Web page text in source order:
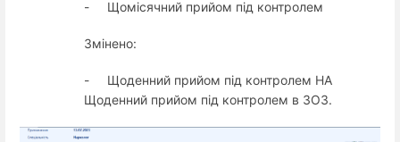
- Щомісячний прийом під контролем
Змінено:
-
Щоденний прийом під контролем НА
Щоденний прийом під контролем в ЗОЗ.